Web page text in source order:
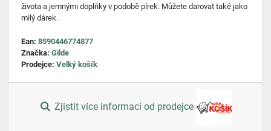
života a jemnými doplňky v podobě pírek. Můžete darovat také jako
milý dárek.
Ean: 8590446774877
Značka: Gilde
Prodejce: Velký košík
Zjistit více informací od prodejce